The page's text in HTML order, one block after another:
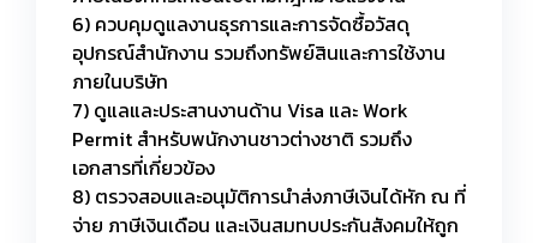
6) ควบคุมดูแลงานธุรการและการจัดซื้อวัสดุ
อุปกรณ์สำนักงาน รวมถึงทรัพย์สินและการใช้งาน
ภายในบริษัท
7) ดูแลและประสานงานด้าน Visa และ Work
Permit สำหรับพนักงานชาวต่างชาติ รวมถึง
เอกสารที่เกี่ยวข้อง
8) ตรวจสอบและอนุมัติการนำส่งภาษีเงินได้หัก ณ ที่
จ่าย ภาษีเงินเดือน และเงินสมทบประกันสังคมให้ถูก